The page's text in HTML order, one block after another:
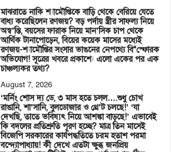
মাঝরাতে নাকি শ্যামৌপ্তিকে বাড়ি থেকে বেরিয়ে যেতে
বাধ্য করেছিলেন রণজয়? বড় পর্দায় স্ত্রীর সাফল্য নিয়ে
অস্ব’স্তি, বয়সের ফারাক নিয়ে মান’সিক চাপ থেকে
আর্থিক টানাপোড়েন, বিয়ের কয়েক মাসের মধ্যেই
রণজয়-শ্যামৌপ্তির সংসার ভাঙনের নেপথ্যে বি*স্ফোরক
অভিযোগ! সূত্রের খবরে প্রকাশ্যে এলো একের পর এক
চাঞ্চল্যকর তথ্য?
August 7, 2026
‘মর্নিং শোস দ্য ডে, ৩ মাস হতে চলল….শুধু চোখ
রাঙানি, শা’সানি, বুলডোজার ও থ্রে’ট চলছে!’ ‘যা
দেখছি, তাতে ভবিষ্যৎ নিয়ে আশঙ্কা বাড়ছে!’ এভাবেই
কি বদলের প্রতিশ্রুতি পূরণ হচ্ছে? মাত্র তিন মাসেই
বিজেপি সরকারের কার্যপদ্ধতিতে চরম হতাশ পরমা
বন্দ্যোপাধ্যায়! কী দেখে এতটা ক্ষুব্ধ জনপ্রিয়